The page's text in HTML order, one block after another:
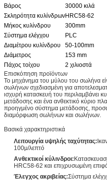
Βάρος
30000 κιλά
Σκληρότητα κυλίνδρωνHRC58-62
Μήκος κυλίνδρου
300mm
Σύστημα ελέγχου
PLC
Διαμέτρου κυλίνδρου
50-100mm
Διάμετρος
153 mm
Πάχος τοίχου
2 χιλιοστά
Επισκόπηση προϊόντων
Το μηχάνημα του μύλου του σωλήνα
σωλήνων σχεδιασμένη για
ισχυρή κατασκευή του περιλαμβάνει
μετάδοσης και ένα ανθεκτικό κύριο
προηγμένο σύστημα μετάδοσης,
διαμόρφωση σωλήνων και σωλήνων.
Βασικά χαρακτηριστικά
Λειτουργία υψηλής ταχύτητας:
100μ/λεπτό
Ανθεκτικοί κύλινδροι:
HRC58-62 και επιχρυσωμένη
Έλεγχος ακριβείας:Σύστημα